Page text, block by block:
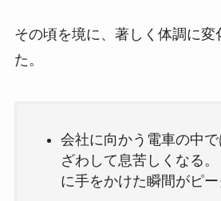
その頃を境に、著しく体調に変
た。
会社に向かう電車の中
ざわして息苦しくなる
に手をかけた瞬間がピー